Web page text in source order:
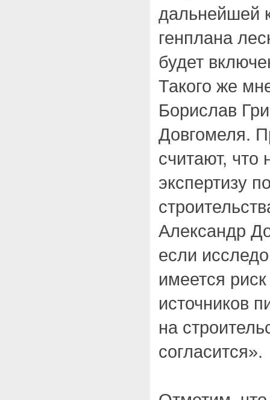
дальнейшей
генплана
будет
Такого же
Борислав
Довгомеля.
считают, что
экспертизу
Александр
если
имеется
источников
на
согласится».